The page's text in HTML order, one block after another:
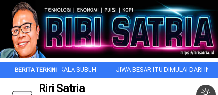
INI DI KALA SUBUH JIWA BESAR ITU DIMULAI DARI INTROSPEKSI
Riri Satria